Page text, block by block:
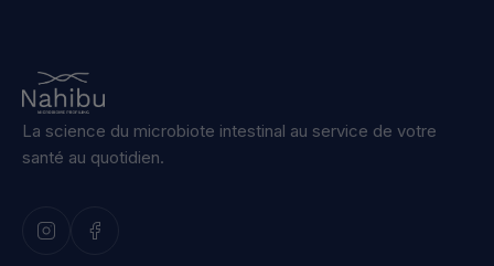
La science du microbiote intestinal au service de votre
santé au quotidien.